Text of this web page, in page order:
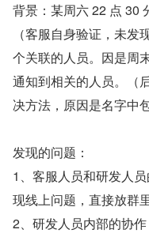
背景：某周六 22 点 30
（客服自身验证，未
个关联的人员。因是周
通知到相关的人员。（
决方法，原因是名字中
发现的问题：
1、客服人员和研发人
现线上问题，直接放群
2、研发人员内部的协